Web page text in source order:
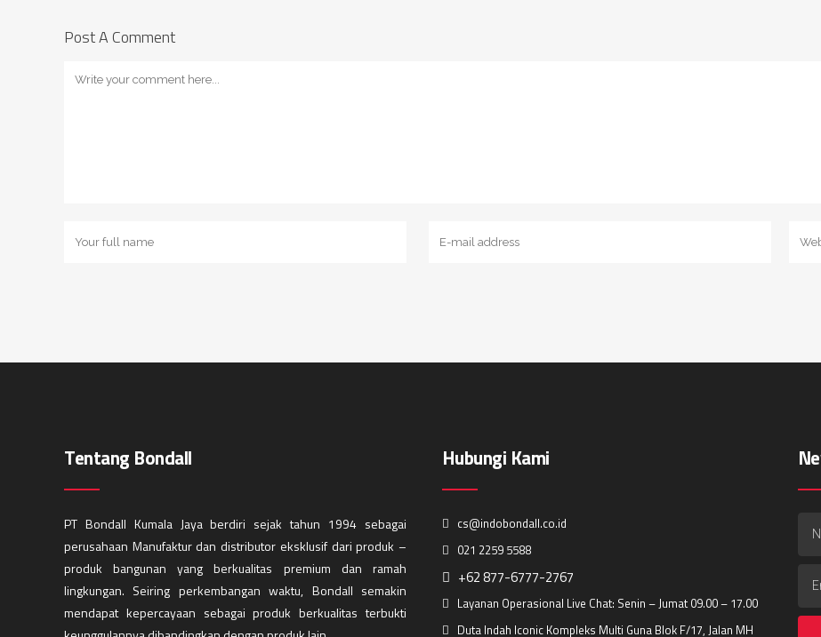
Post A Comment
Tentang Bondall
PT Bondall Kumala Jaya berdiri sejak tahun 1994 sebagai
perusahaan Manufaktur dan distributor eksklusif dari produk –
produk bangunan yang berkualitas premium dan ramah
lingkungan. Seiring perkembangan waktu, Bondall semakin
mendapat kepercayaan sebagai produk berkualitas terbukti
Hubungi Kami
cs@indobondall.co.id
021 2259 5588
+62 877-6777-2767
Layanan Operasional Live Chat: Senin – Jumat 09.00 – 17.00
Duta Indah Iconic Kompleks Multi Guna Blok F/17, Jalan MH